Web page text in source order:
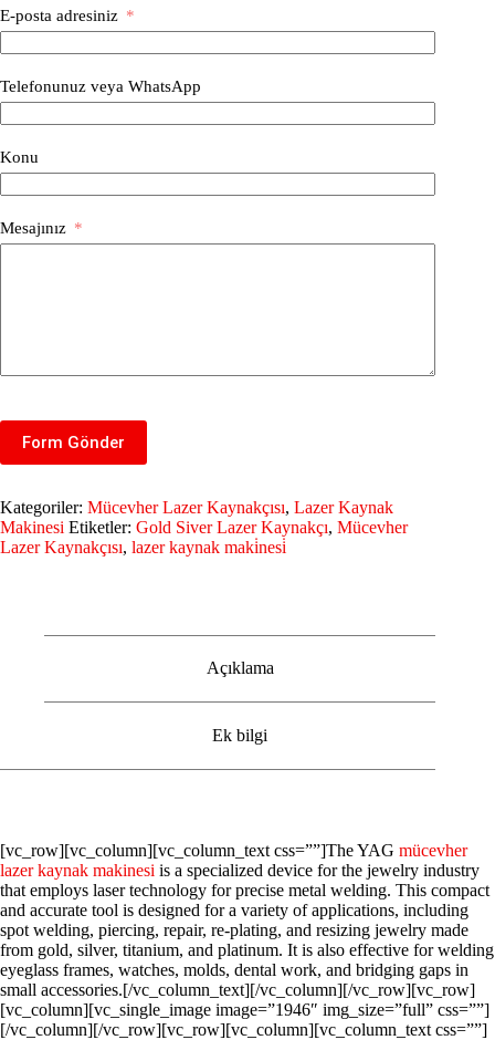
E-posta adresiniz
Telefonunuz veya WhatsApp
Konu
Mesajınız
Form Gönder
Kategoriler: Mücevher Lazer Kaynakçısı, Lazer Kaynak
Makinesi Etiketler: Gold Siver Lazer Kaynakçı, Mücevher
Lazer Kaynakçısı, lazer kaynak maki̇nesi̇
Açıklama
Ek bilgi
[vc_row][vc_column][vc_column_text css=””]The YAG mücevher
lazer kaynak makinesi is a specialized device for the jewelry industry
that employs laser technology for precise metal welding. This compact
and accurate tool is designed for a variety of applications, including
spot welding, piercing, repair, re-plating, and resizing jewelry made
from gold, silver, titanium, and platinum. It is also effective for welding
eyeglass frames, watches, molds, dental work, and bridging gaps in
small accessories.[/vc_column_text][/vc_column][/vc_row][vc_row]
[vc_column][vc_single_image image=”1946″ img_size=”full” css=””]
[/vc_column][/vc_row][vc_row][vc_column][vc_column_text css=””]